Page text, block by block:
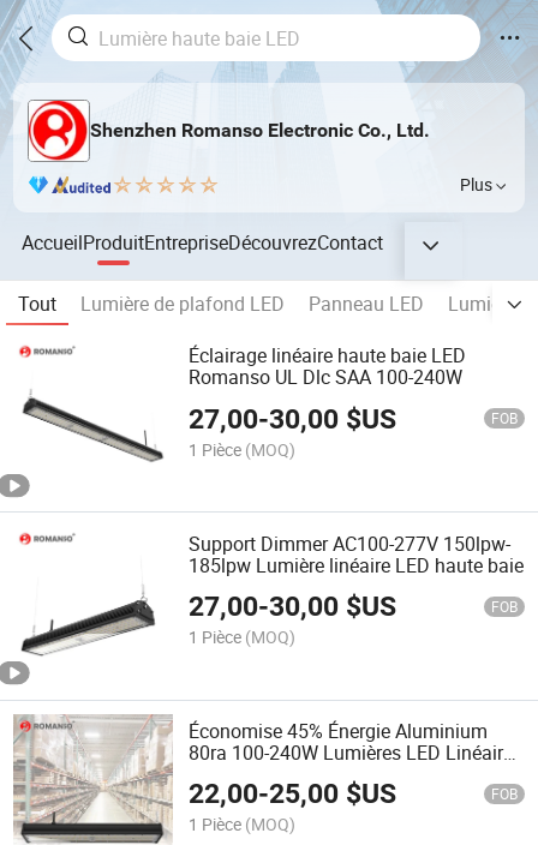
Shenzhen Romanso Electronic Co., Ltd.
Plus
AccueilProduitEntrepriseDécouvrezContact
Tout Lumière de plafond LED Panneau LED
Lumière
Éclairage linéaire haute baie LED
Romanso UL Dlc SAA 100-240W
27,00-30,00 $US FOB
1 Pièce (MOQ)
Support Dimmer AC100-277V 150lpw-
185lpw Lumière linéaire LED haute baie
27,00-30,00 $US FOB
1 Pièce (MOQ)
Économise 45% Énergie Aluminium
80ra 100-240W Lumières LED Linéaires
22,00-25,00 $US FOB
1 Pièce (MOQ)